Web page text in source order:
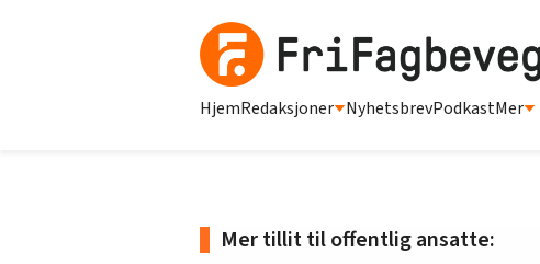
HjemRedaksjoner NyhetsbrevPodkastMer
Mer tillit til offentlig ansatte: